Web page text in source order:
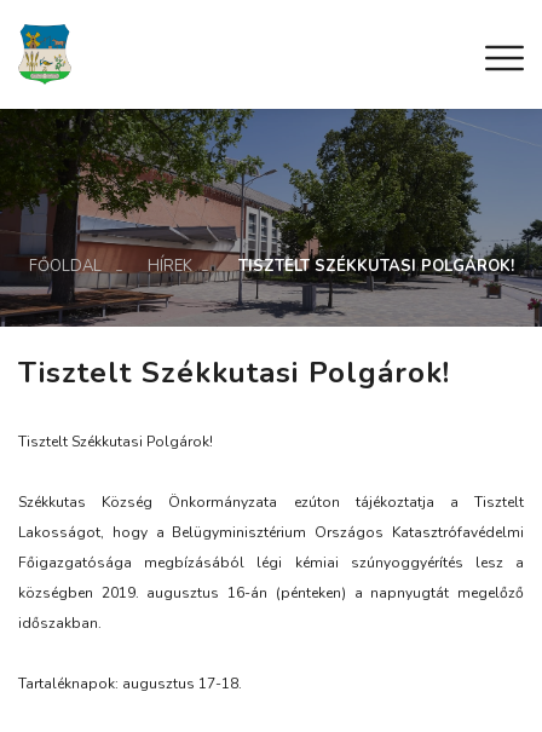
FŐOLDAL HÍREK TISZTELT SZÉKKUTASI POLGÁROK!
Tisztelt Székkutasi Polgárok!
Tisztelt Székkutasi Polgárok!
Székkutas Község Önkormányzata ezúton tájékoztatja a Tisztelt
Lakosságot, hogy a Belügyminisztérium Országos Katasztrófavédelmi
Főigazgatósága megbízásából légi kémiai szúnyoggyérítés lesz a
községben 2019. augusztus 16-án (pénteken) a napnyugtát megelőző
időszakban.
Tartaléknapok: augusztus 17-18.